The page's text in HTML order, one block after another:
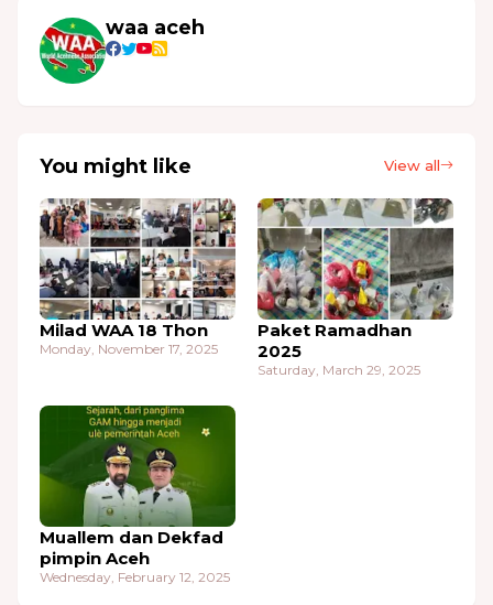
waa aceh
You might like View all
Milad WAA 18 Thon
Monday, November 17, 2025
Paket Ramadhan
2025
Saturday, March 29, 2025
Muallem dan Dekfad
pimpin Aceh
Wednesday, February 12, 2025